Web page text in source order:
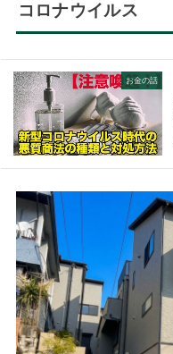
コロナウイルス
お金の話